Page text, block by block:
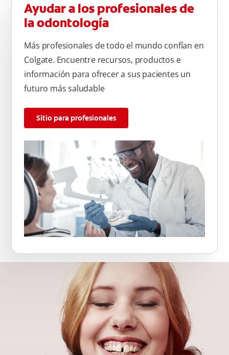
Ayudar a los profesionales de
la odontología
Más profesionales de todo el mundo confían en
Colgate. Encuentre recursos, productos e
información para ofrecer a sus pacientes un
futuro más saludable
Sitio para profesionales